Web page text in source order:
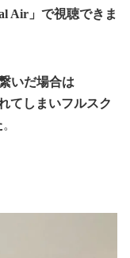
Air」で視聴できま
いだ場合は
てしまいフルスク
。